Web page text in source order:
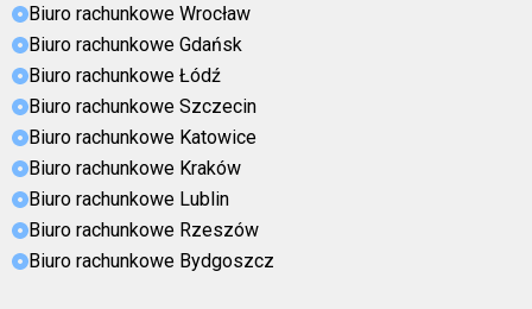
Biuro rachunkowe Wrocław
Biuro rachunkowe Gdańsk
Biuro rachunkowe Łódź
Biuro rachunkowe Szczecin
Biuro rachunkowe Katowice
Biuro rachunkowe Kraków
Biuro rachunkowe Lublin
Biuro rachunkowe Rzeszów
Biuro rachunkowe Bydgoszcz